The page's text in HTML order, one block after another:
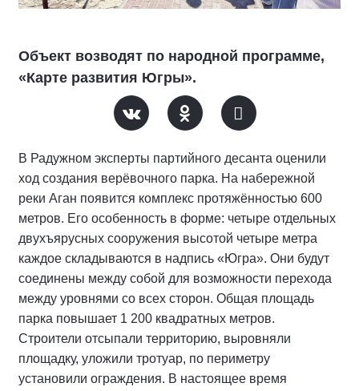
Объект возводят по народной программе,
«Карте развития Югры».
В Радужном эксперты партийного десанта оценили
ход создания верёвочного парка. На набережной
реки Аган появится комплекс протяжённостью 600
метров. Его особенность в форме: четыре отдельных
двухъярусных сооружения высотой четыре метра
каждое складываются в надпись «Югра». Они будут
соединены между собой для возможности перехода
между уровнями со всех сторон. Общая площадь
парка повышает 1 200 квадратных метров.
Строители отсыпали территорию, выровняли
площадку, уложили тротуар, по периметру
установили ограждения. В настоящее время